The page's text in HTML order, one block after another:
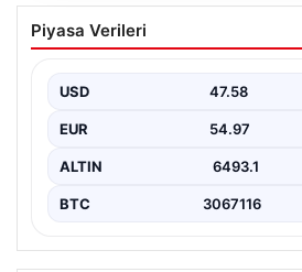
Yüksek Askeri Şura
açıklandı, Alper
Piyasa Verileri
USD 47.58
EUR 54.97
ALTIN 6493.1
BTC 3067116